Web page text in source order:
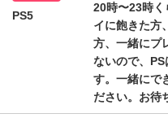
PS5
20時〜23時く
イに飽きた方
方、一緒にプ
ないので、
す。一緒にで
ださい。お待